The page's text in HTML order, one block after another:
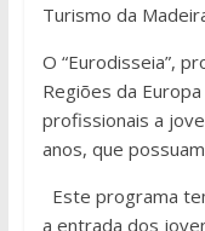
Turismo da
O “Eurodisseia”,
Regiões da
profissionais a
anos, que
Este programa
a entrada dos